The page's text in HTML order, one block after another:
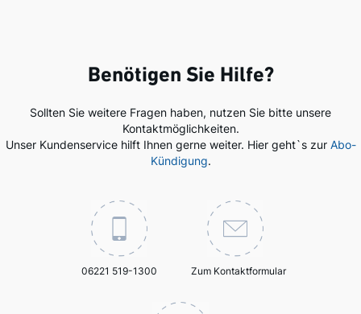
Benötigen Sie Hilfe?
Sollten Sie weitere Fragen haben, nutzen Sie bitte unsere
Kontaktmöglichkeiten.
Unser Kundenservice hilft Ihnen gerne weiter. Hier geht`s zur Abo-
Kündigung.
06221 519-1300 Zum Kontaktformular